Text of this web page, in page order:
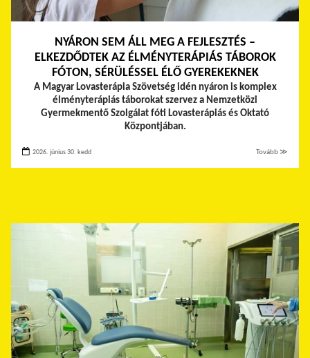
NYÁRON SEM ÁLL MEG A FEJLESZTÉS –
ELKEZDŐDTEK AZ ÉLMÉNYTERÁPIÁS TÁBOROK
FÓTON, SÉRÜLÉSSEL ÉLŐ GYEREKEKNEK
A Magyar Lovasterápia Szövetség idén nyáron is komplex
élményterápiás táborokat szervez a Nemzetközi
Gyermekmentő Szolgálat fóti Lovasterápiás és Oktató
Központjában.
2026. június 30. kedd Tovább ≫